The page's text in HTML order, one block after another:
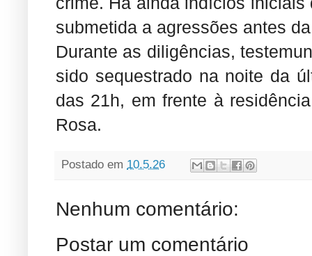
submetida a agressões antes
Durante as diligências,
sido sequestrado na noite da
das 21h, em frente à
Rosa.
Postado em 10.5.26
Nenhum comentário:
Postar um comentário